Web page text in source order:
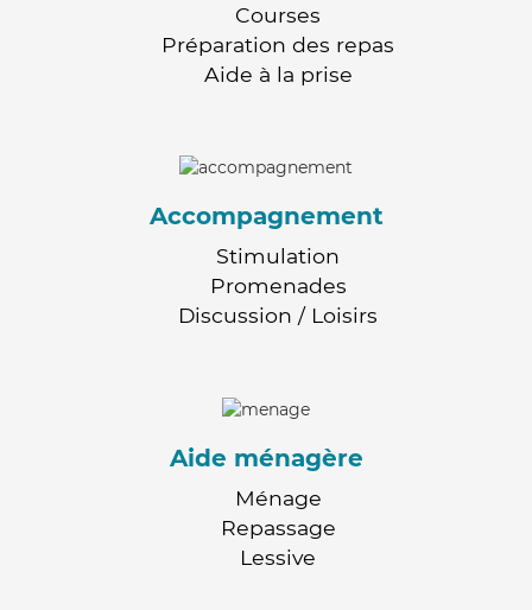
Courses
Préparation des repas
Aide à la prise
Accompagnement
Stimulation
Promenades
Discussion / Loisirs
Aide ménagère
Ménage
Repassage
Lessive